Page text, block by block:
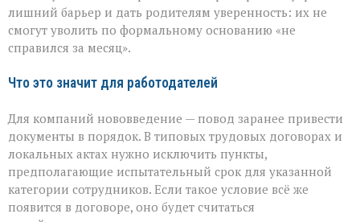
лишний барьер и дать родителям уверенность: их не
смогут уволить по формальному основанию «не
справился за месяц».
Что это значит для работодателей
Для компаний нововведение — повод заранее привести
документы в порядок. В типовых трудовых договорах и
локальных актах нужно исключить пункты,
предполагающие испытательный срок для указанной
категории сотрудников. Если такое условие всё же
появится в договоре, оно будет считаться